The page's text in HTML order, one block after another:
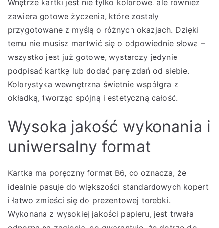
Wnętrze kartki jest nie tylko kolorowe, ale również
zawiera gotowe życzenia, które zostały
przygotowane z myślą o różnych okazjach. Dzięki
temu nie musisz martwić się o odpowiednie słowa –
wszystko jest już gotowe, wystarczy jedynie
podpisać kartkę lub dodać parę zdań od siebie.
Kolorystyka wewnętrzna świetnie współgra z
okładką, tworząc spójną i estetyczną całość.
Wysoka jakość wykonania i
uniwersalny format
Kartka ma poręczny format B6, co oznacza, że
idealnie pasuje do większości standardowych kopert
i łatwo zmieści się do prezentowej torebki.
Wykonana z wysokiej jakości papieru, jest trwała i